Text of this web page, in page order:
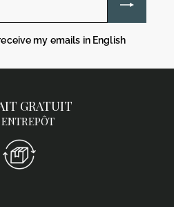
mail
my emails in English
GRATUIT